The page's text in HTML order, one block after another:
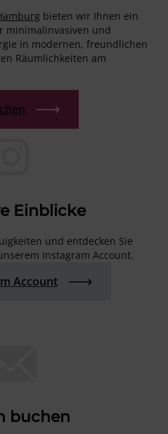
bieten wir Ihnen ein
minimalinvasiven und
in modernen, freundlichen
Räumlichkeiten am
Einblicke
und entdecken Sie
Instagram Account.
Account
buchen